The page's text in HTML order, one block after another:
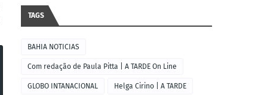
TAGS
BAHIA NOTICIAS
Com redação de Paula Pitta | A TARDE On Line
GLOBO INTANACIONAL Helga Cirino | A TARDE